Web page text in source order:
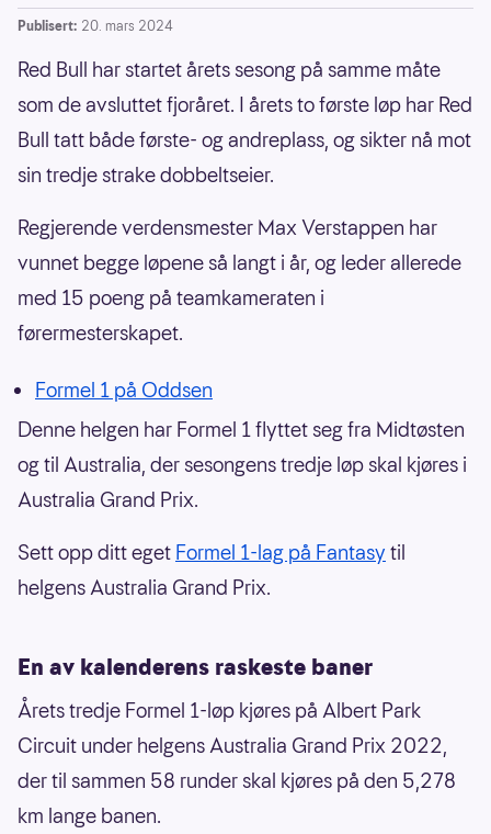
Publisert: 20. mars 2024
Red Bull har startet årets sesong på samme måte
som de avsluttet fjoråret. I årets to første løp har Red
Bull tatt både første- og andreplass, og sikter nå mot
sin tredje strake dobbeltseier.
Regjerende verdensmester Max Verstappen har
vunnet begge løpene så langt i år, og leder allerede
med 15 poeng på teamkameraten i
førermesterskapet.
Formel 1 på Oddsen
Denne helgen har Formel 1 flyttet seg fra Midtøsten
og til Australia, der sesongens tredje løp skal kjøres i
Australia Grand Prix.
Sett opp ditt eget Formel 1-lag på Fantasy til
helgens Australia Grand Prix.
En av kalenderens raskeste baner
Årets tredje Formel 1-løp kjøres på Albert Park
Circuit under helgens Australia Grand Prix 2022,
der til sammen 58 runder skal kjøres på den 5,278
km lange banen.